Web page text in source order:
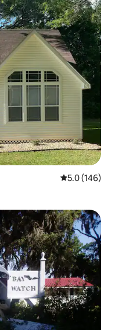
從 146 則評
5.0 (146)